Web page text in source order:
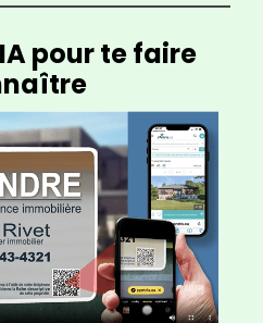
pour te faire